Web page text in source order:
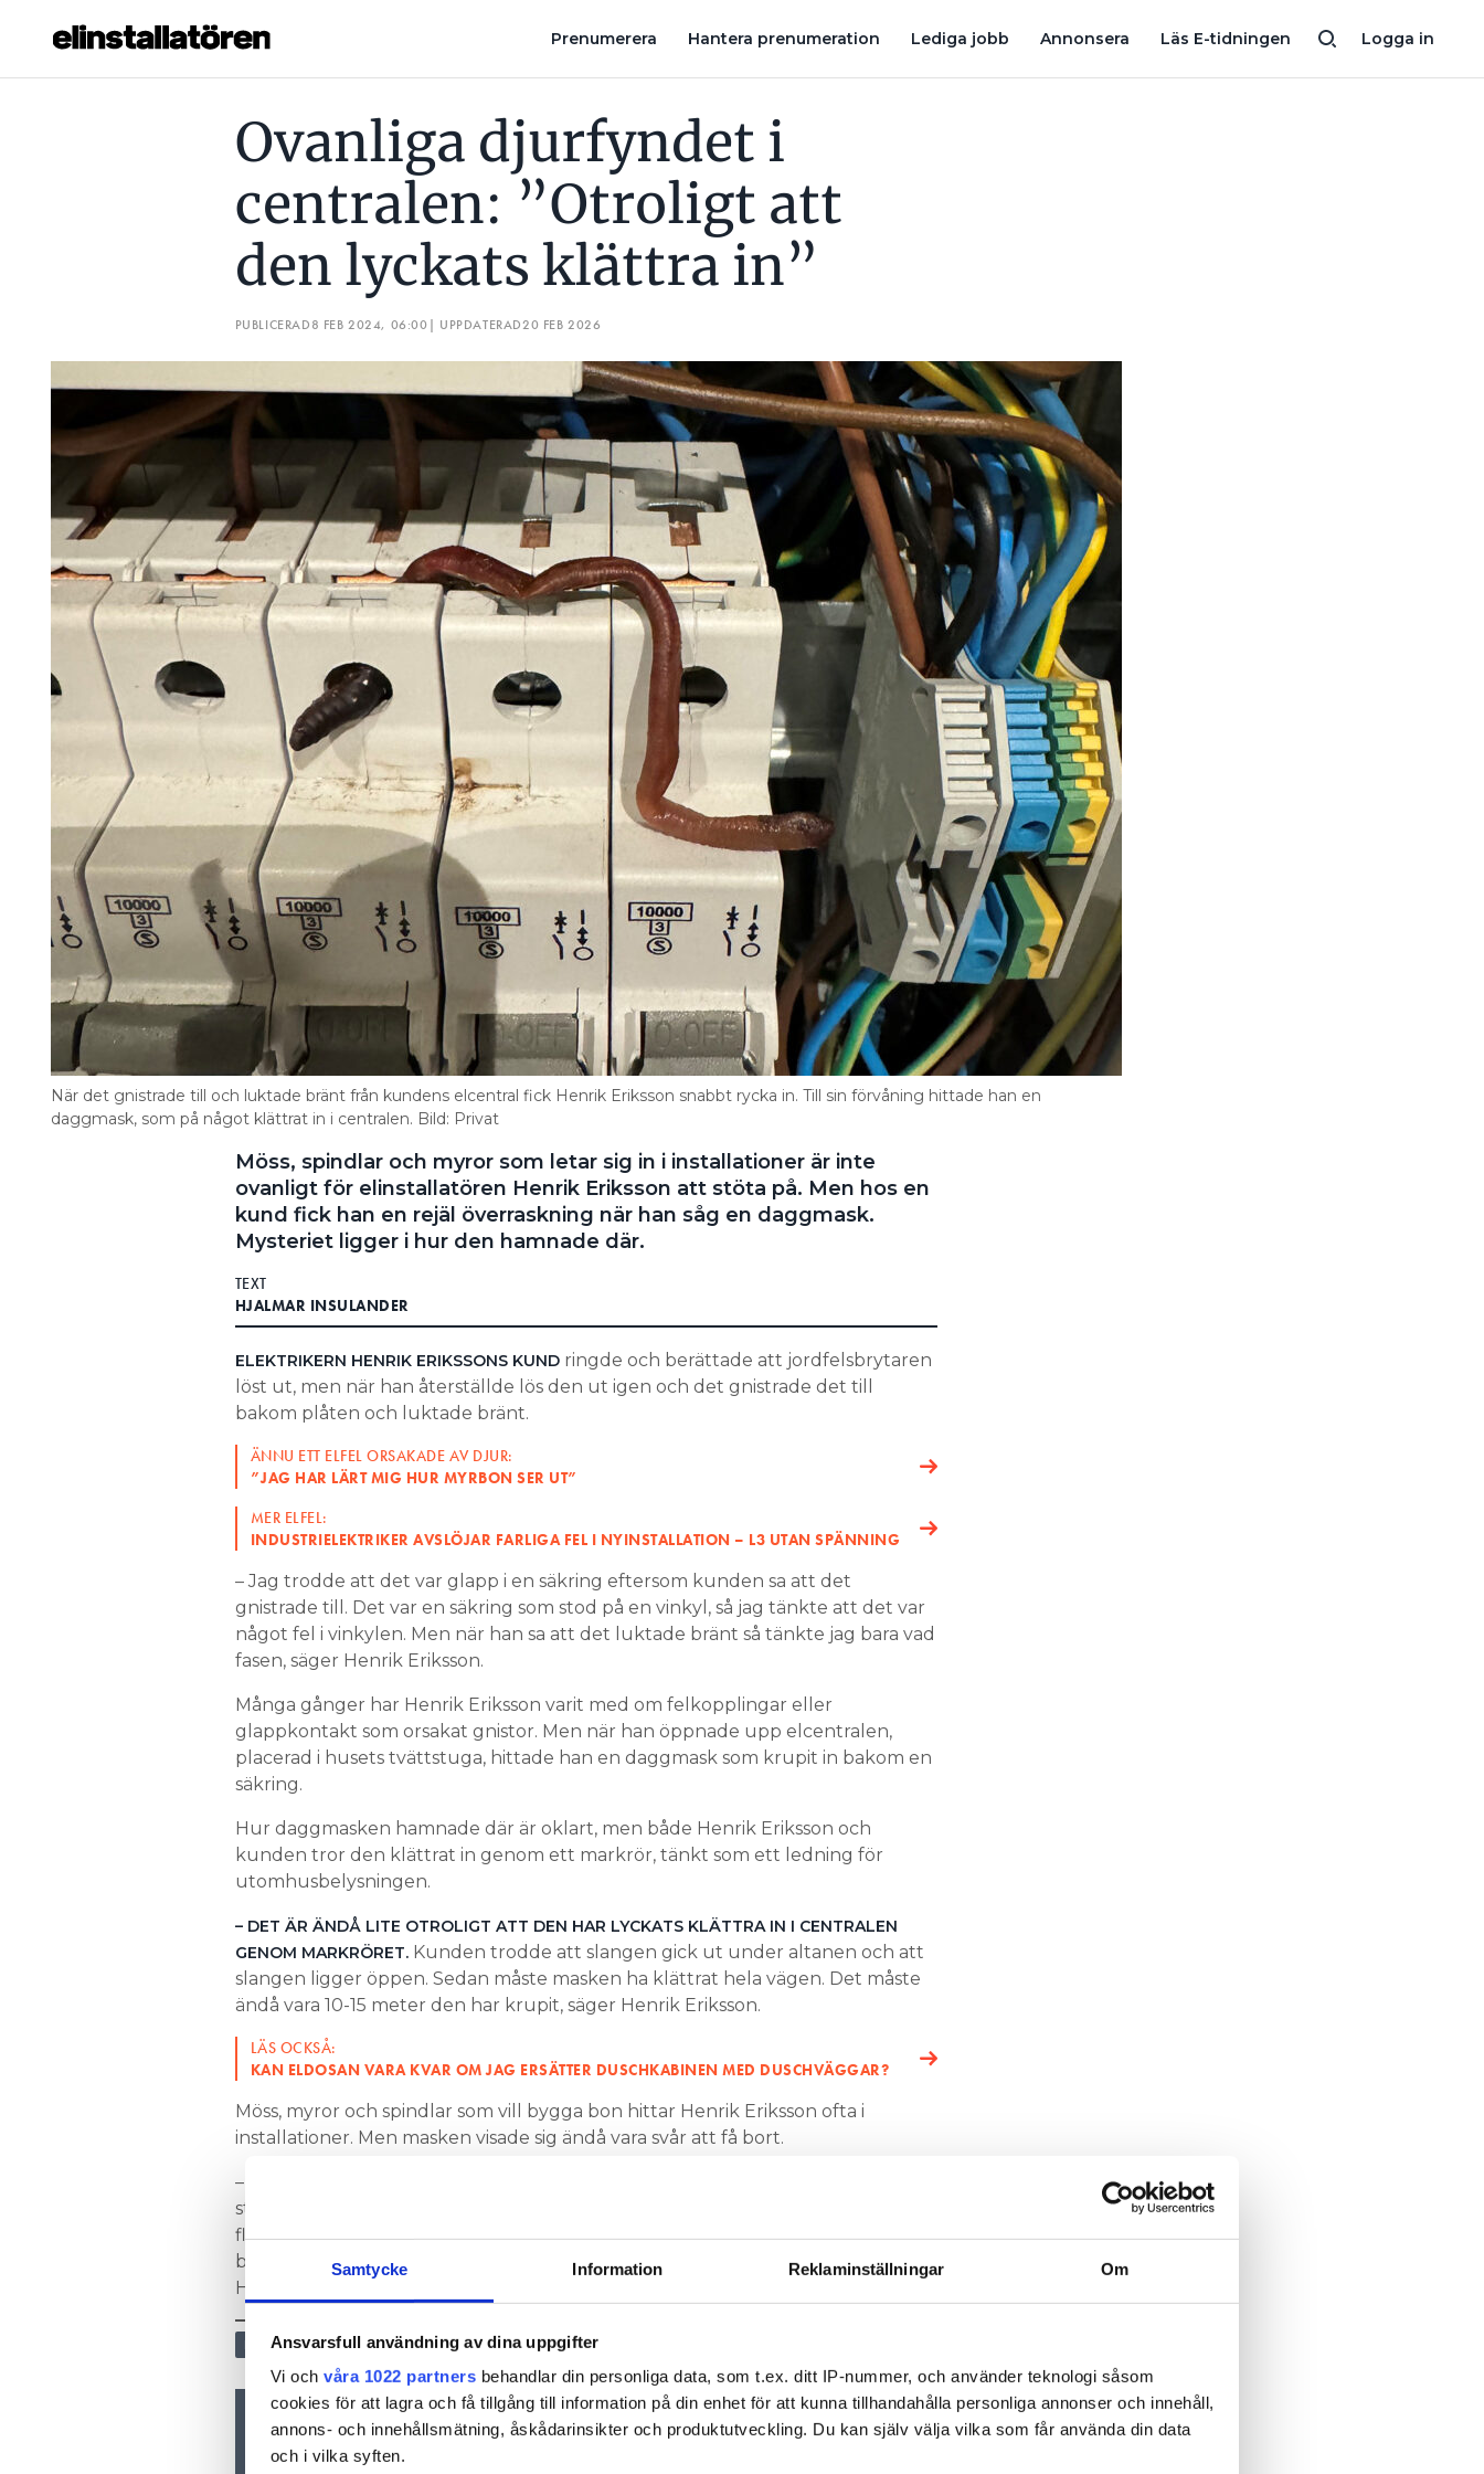
Samtycke Information Reklaminställningar Om
Ansvarsfull användning av dina uppgifter
Vi och våra 1022 partners behandlar din personliga data, som t.ex. ditt IP-nummer, och använder teknologi såsom
cookies för att lagra och få tillgång till information på din enhet för att kunna tillhandahålla personliga annonser och innehåll,
annons- och innehållsmätning, åskådarinsikter och produktutveckling. Du kan själv välja vilka som får använda din data
och i vilka syften.
Logga in
Prenumerera Hantera prenumeration Lediga jobb Annonsera Läs E-tidningen
Hantera prenumeration
Läs E-tidningen
Om tidningen
Kontakt
Personuppgifter
Search for:
SEARCH
Ovanliga djurfyndet i
centralen: ”Otroligt att
den lyckats klättra in”
PUBLICERAD8 FEB 2024, 06:00 | UPPDATERAD20 FEB 2026
När det gnistrade till och luktade bränt från kundens elcentral fick Henrik Eriksson snabbt rycka in. Till sin förvåning hittade han en
daggmask, som på något klättrat in i centralen. Bild: Privat
Möss, spindlar och myror som letar sig in i installationer är inte
ovanligt för elinstallatören Henrik Eriksson att stöta på. Men hos en
kund fick han en rejäl överraskning när han såg en daggmask.
Mysteriet ligger i hur den hamnade där.
TEXT
HJALMAR INSULANDER
ELEKTRIKERN HENRIK ERIKSSONS KUNDringde och berättade att jordfelsbrytaren
löst ut, men när han återställde lös den ut igen och det gnistrade det till
bakom plåten och luktade bränt.
ÄNNU ETT ELFEL ORSAKADE AV DJUR:
”JAG HAR LÄRT MIG HUR MYRBON SER UT”
MER ELFEL:
INDUSTRIELEKTRIKER AVSLÖJAR FARLIGA FEL I NYINSTALLATION – L3 UTAN SPÄNNING
– Jag trodde att det var glapp i en säkring eftersom kunden sa att det
gnistrade till. Det var en säkring som stod på en vinkyl, så jag tänkte att det var
något fel i vinkylen. Men när han sa att det luktade bränt så tänkte jag bara vad
fasen, säger Henrik Eriksson.
Många gånger har Henrik Eriksson varit med om felkopplingar eller
glappkontakt som orsakat gnistor. Men när han öppnade upp elcentralen,
placerad i husets tvättstuga, hittade han en daggmask som krupit in bakom en
säkring.
Hur daggmasken hamnade där är oklart, men både Henrik Eriksson och
kunden tror den klättrat in genom ett markrör, tänkt som ett ledning för
utomhusbelysningen.
– DET ÄR ÄNDÅ LITE OTROLIGT ATT DEN HAR LYCKATS KLÄTTRA IN I CENTRALEN
GENOM MARKRÖRET. Kunden trodde att slangen gick ut under altanen och att
slangen ligger öppen. Sedan måste masken ha klättrat hela vägen. Det måste
ändå vara 10-15 meter den har krupit, säger Henrik Eriksson.
LÄS OCKSÅ:
KAN ELDOSAN VARA KVAR OM JAG ERSÄTTER DUSCHKABINEN MED DUSCHVÄGGAR?
Möss, myror och spindlar som vill bygga bon hittar Henrik Eriksson ofta i
installationer. Men masken visade sig ändå vara svår att få bort.
– Det var ganska enkelt, men den satt ändå ganska hårt eftersom den blivit
stekt och det var kladdigt från den. Man fick dra med tången och den gick i
flera delar för att få bort den. Som man ser på bilden hade den ringlat sig in på
baksidan där man skruvar åt skruven, vilket är ett ganska tight område, säger
Henrik Eriksson.
ELSÄKERHET
Nyhetsbrev
Prenumerera på vårt nyhetsbrev och få nyheter, tips och bevakningar rakt ner i
OVANLIGA DJURFYNDET I CENTRALEN: ”OTROLIGT ATT DEN LYCKATS KLÄTTRA IN” ”AS-NAJS ATT KOMMA HEM KL 14 EN FREDAG” LADDBOX: ”DET ÄR SKÖNT MEN OTÄCKT NÄR MAN